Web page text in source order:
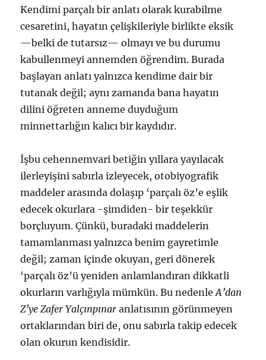
Kendimi parçalı bir anlatı olarak kurabilme
cesaretini, hayatın çelişkileriyle birlikte eksik
—belki de tutarsız— olmayı ve bu durumu
kabullenmeyi annemden öğrendim. Burada
başlayan anlatı yalnızca kendime dair bir
tutanak değil; aynı zamanda bana hayatın
dilini öğreten anneme duyduğum
minnettarlığın kalıcı bir kaydıdır.
İşbu cehennemvari betiğin yıllara yayılacak
ilerleyişini sabırla izleyecek, otobiyografik
maddeler arasında dolaşıp ‘parçalı öz’e eşlik
edecek okurlara -şimdiden- bir teşekkür
borçluyum. Çünkü, buradaki maddelerin
tamamlanması yalnızca benim gayretimle
değil; zaman içinde okuyan, geri dönerek
‘parçalı öz’ü yeniden anlamlandıran dikkatli
okurların varlığıyla mümkün. Bu nedenleA’dan
Z’ye Zafer Yalçınpınar anlatısının görünmeyen
ortaklarından biri de, onu sabırla takip edecek
olan okurun kendisidir.